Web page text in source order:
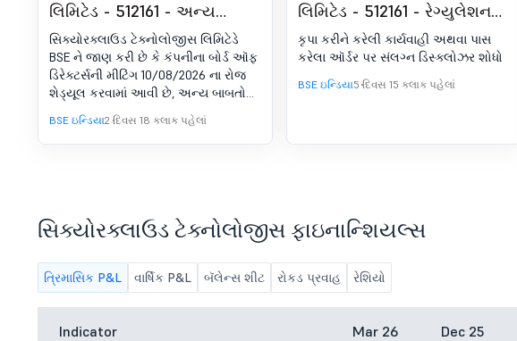
લિમિટેડ - 512161 - અન્ય
બાબતો સાથે, 30 જૂન, 2026 ના
રોજ સમાપ્ત થયેલ ત્રિમાસિક
માટે ઑડિટ ન કરેલા નાણાંકીય
પરિણામો (સ્ટેન્ડઅલોન અને
કન્સોલિડેટેડ)ની વિચારણા અને
મંજૂરી માટે બોર્ડ મીટિંગની સૂચના
સિક્યોરક્લાઉડ ટેક્નોલોજીસ લિમિટેડે
BSE ને જાણ કરી છે કે કંપનીના બોર્ડ ઑફ
ડિરેક્ટર્સની મીટિંગ 10/08/2026 ના રોજ
શેડ્યૂલ કરવામાં આવી છે, અન્ય બાબતોની
સાથે, 30 જૂન, 2026 ના રોજ સમાપ્ત થયેલ
ત્રિમાસિક માટે ઑડિટ ન કરેલા
ફાઇનાન્શિયલ પરિણામો (સ્ટેન્ડઅલોન
BSE ઇન્ડિયા2 દિવસ 18 કલાક પહેલાં
લિમિટેડ - 512161 - રેગ્યુલેશન
30 હેઠળ જાહેરાત - લેવામાં
આવેલ ક્રિયા(ઓ) અથવા પાસ
કરેલા ઑર્ડર
કૃપા કરીને કરેલી કાર્યવાહી અથવા પાસ
કરેલા ઑર્ડર પર સંલગ્ન ડિસ્ક્લોઝર શોધો
BSE ઇન્ડિયા5 દિવસ 15 કલાક પહેલાં
સિક્યોરક્લાઉડ ટેક્નોલોજીસ ફાઇનાન્શિયલ્સ
ત્રિમાસિક P&L વાર્ષિક P&L બૅલેન્સ શીટ રોકડ પ્રવાહ રેશિયો
Indicator Mar 26 Dec 25